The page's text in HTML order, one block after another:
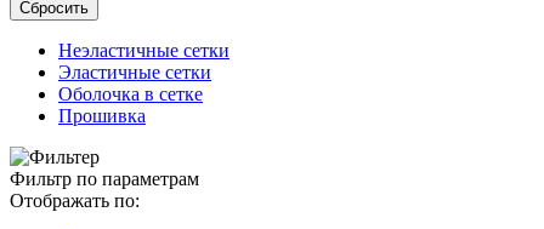
Неэластичные сетки
Эластичные сетки
Оболочка в сетке
Прошивка
Фильтр по параметрам
Отображать по: